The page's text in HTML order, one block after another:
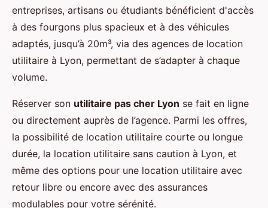
entreprises, artisans ou étudiants bénéficient d'accès
à des fourgons plus spacieux et à des véhicules
adaptés, jusqu’à 20m³, via des agences de location
utilitaire à Lyon, permettant de s’adapter à chaque
volume.
Réserver son utilitaire pas cher Lyon se fait en ligne
ou directement auprès de l’agence. Parmi les offres,
la possibilité de location utilitaire courte ou longue
durée, la location utilitaire sans caution à Lyon, et
même des options pour une location utilitaire avec
retour libre ou encore avec des assurances
modulables pour votre sérénité.